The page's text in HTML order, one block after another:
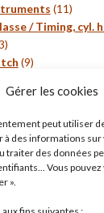
Gérer les cookies
peut utiliser
à des informations
traiter des données
Vous pouvez
».
produits
1111
/ Timing, cyl.
63
produits
99
produits
1818
produits
/ Pistons, rings
22
produits
/ Primary
/